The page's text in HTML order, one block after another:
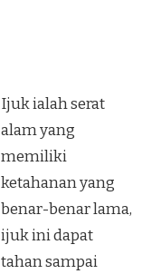
Ijuk ialah serat
alam yang
memiliki
ketahanan yang
benar-benar lama,
ijuk ini dapat
tahan sampai